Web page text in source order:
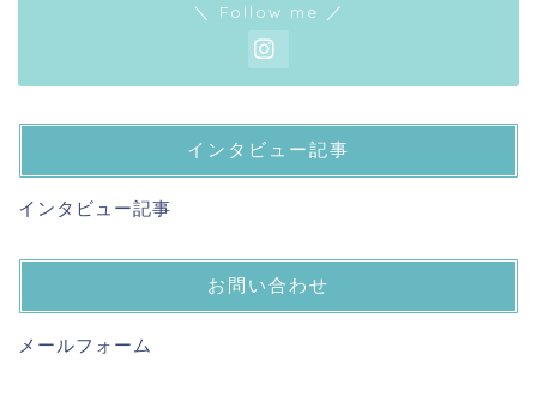
＼ Follow me ／
インタビュー記事
インタビュー記事
お問い合わせ
メールフォーム